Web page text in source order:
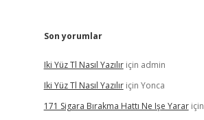
Son yorumlar
Iki Yüz Tl Nasıl Yazılıriçin admin
Iki Yüz Tl Nasıl Yazılıriçin Yonca
171 Sigara Bırakma Hattı Ne Işe Yarariçin